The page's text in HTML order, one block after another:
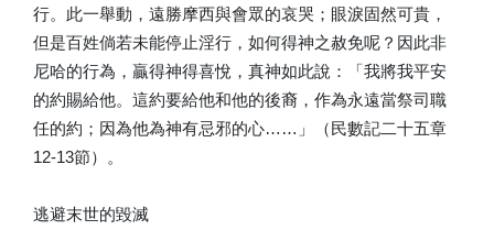
行。此一舉動，遠勝摩西與會眾的哀哭；眼淚固然可貴，
但是百姓倘若未能停止淫行，如何得神之赦免呢？因此非
尼哈的行為，贏得神得喜悅，真神如此說：「我將我平安
的約賜給他。這約要給他和他的後裔，作為永遠當祭司職
任的約；因為他為神有忌邪的心……」（民數記二十五章
12-13節）。
逃避末世的毀滅